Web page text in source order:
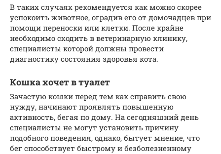
В таких случаях рекомендуется как можно скорее
успокоить животное, оградив его от домочадцев при
помощи переноски или клетки. После крайне
необходимо сходить в ветеринарную клинику,
специалисты которой должны провести
диагностику состояния здоровья кота.
Кошка хочет в туалет
Зачастую кошки перед тем как справить свою
нужду, начинают проявлять повышенную
активность, бегая по дому. На сегодняшний день
специалисты не могут установить причину
подобного поведения, однако, бытует мнение, что
бег способствует быстрому и безболезненному